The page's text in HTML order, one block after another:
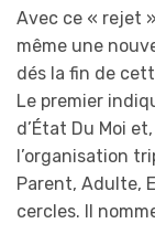
Avec ce « rejet
même une
dés la fin de
Le premier
d’État Du Moi
l’organisation
Parent, Adulte,
cercles. Il